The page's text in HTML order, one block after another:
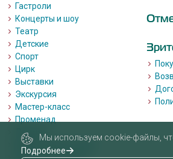
Гастроли
Концерты и шоу
Театр
Детские
Спорт
Цирк
Выставки
Экскурсия
Мастер-класс
Променад
Лекции
Квизы, квесты, игры.
Пушкинская карта
Мы используем cookie-файлы,
Подробнее